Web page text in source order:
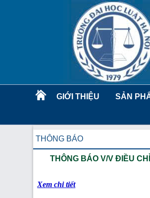
GIỚI THIỆU SẢN
THÔNG BÁO
THÔNG BÁO V/V ĐIỀU
Xem chi tiết